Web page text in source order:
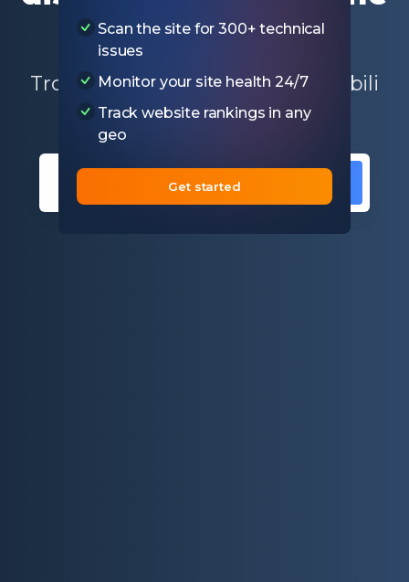
di dominio
Trova i nomi di dominio disponibili
per la vostra attività
Scan the site for 300+ technical
issues
Monitor your site health 24/7
Track website rankings in any
geo
Get started